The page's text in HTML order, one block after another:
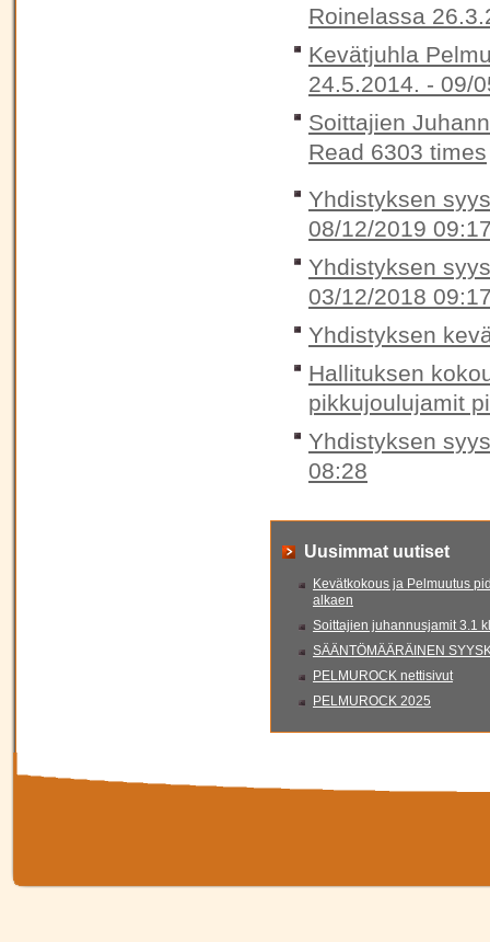
Roinelassa
Kevätjuhla
24.5.2014. - 09/
Soittajien
Read 6303 times
Yhdistyksen
08/12/2019
Yhdistyksen
03/12/2018
Yhdistyksen
Hallituksen
pikkujoulujamit
Yhdistyksen
08:28
Uusimmat uutiset
Kevätkokous ja Pelmuutus
alkaen
Soittajien juhannusjamit 3.1
SÄÄNTÖMÄÄRÄINEN
PELMUROCK nettisivut
PELMUROCK 2025